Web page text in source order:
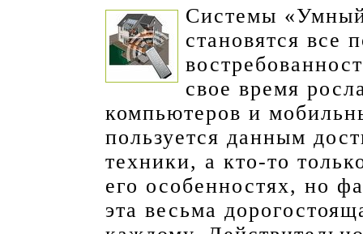
Системы
становятся все
свое время
компьютеров и
пользуется данным
техники, а кто-то
его особенностях, но
эта весьма